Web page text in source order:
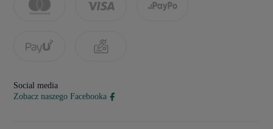
Social media
Zobacz naszego Facebooka